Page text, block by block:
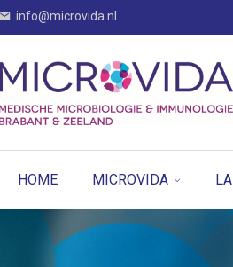
info@microvida.nl
HOME MICROVIDA